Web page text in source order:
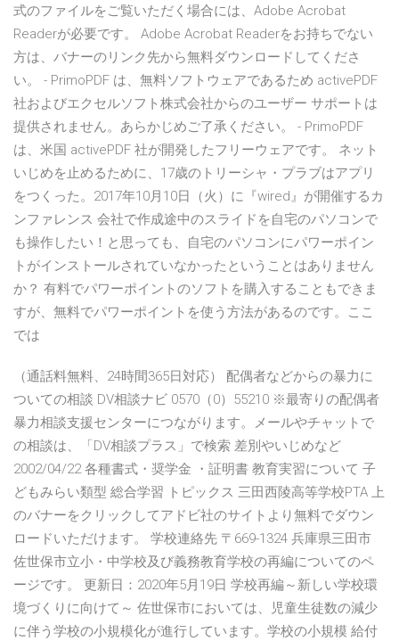
式のファイルをご覧いただく場合には、Adobe Acrobat
Readerが必要です。 Adobe Acrobat Readerをお持ちでない
方は、バナーのリンク先から無料ダウンロードしてくださ
い。 - PrimoPDF は、無料ソフトウェアであるため activePDF
社およびエクセルソフト株式会社からのユーザー サポートは
提供されません。あらかじめご了承ください。 - PrimoPDF
は、米国 activePDF 社が開発したフリーウェアです。 ネット
いじめを止めるために、17歳のトリーシャ・プラブはアプリ
をつくった。2017年10月10日（火）に『wired』が開催するカ
ンファレンス 会社で作成途中のスライドを自宅のパソコンで
も操作したい！と思っても、自宅のパソコンにパワーポイン
トがインストールされていなかったということはありません
か？ 有料でパワーポイントのソフトを購入することもできま
すが、無料でパワーポイントを使う方法があるのです。ここ
では
（通話料無料、24時間365日対応） 配偶者などからの暴力に
ついての相談 DV相談ナビ 0570（0）55210 ※最寄りの配偶者
暴力相談支援センターにつながります。メールやチャットで
の相談は、「DV相談プラス」で検索 差別やいじめなど
2002/04/22 各種書式・奨学金 ・証明書 教育実習について 子
どもみらい類型 総合学習 トピックス 三田西陵高等学校PTA 上
のバナーをクリックしてアドビ社のサイトより無料でダウン
ロードいただけます。 学校連絡先 〒669-1324 兵庫県三田市
佐世保市立小・中学校及び義務教育学校の再編についてのペ
ージです。 更新日：2020年5月19日 学校再編～新しい学校環
境づくりに向けて～ 佐世保市においては、児童生徒数の減少
に伴う学校の小規模化が進行しています。学校の小規模 給付